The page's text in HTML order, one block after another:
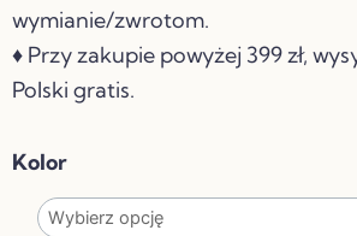
wymianie/zwrotom.
♦ Przy zakupie powyżej 399 zł,
Polski gratis.
Kolor
ilość
PODUSZKA